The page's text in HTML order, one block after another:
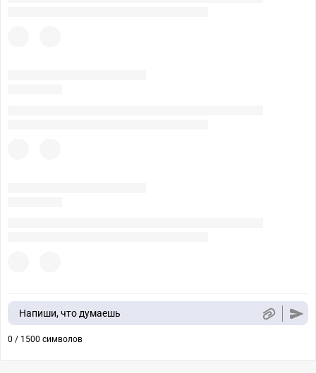
Напиши, что думаешь
0 / 1500 символов